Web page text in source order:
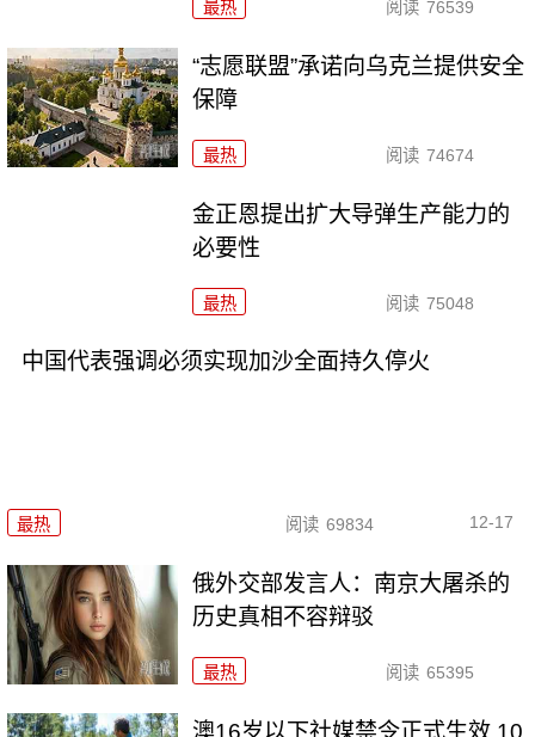
最热 阅读 76539
“志愿联盟”承诺向乌克兰提供安全
保障
最热 阅读 74674
金正恩提出扩大导弹生产能力的
必要性
最热 阅读 75048
中国代表强调必须实现加沙全面持久停火
最热 阅读 69834 12-17
俄外交部发言人：南京大屠杀的
历史真相不容辩驳
最热 阅读 65395
澳16岁以下社媒禁令正式生效 10